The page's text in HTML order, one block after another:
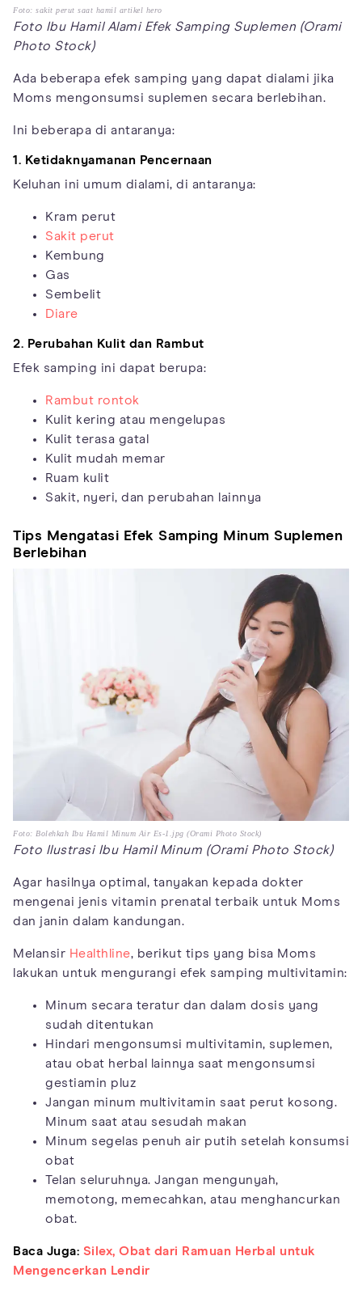
Foto: sakit perut saat hamil artikel hero
Foto Ibu Hamil Alami Efek Samping Suplemen (Orami
Photo Stock)
Ada beberapa efek samping yang dapat dialami jika
Moms mengonsumsi suplemen secara berlebihan.
Ini beberapa di antaranya:
1. Ketidaknyamanan Pencernaan
Keluhan ini umum dialami, di antaranya:
Kram perut
Sakit perut
Kembung
Gas
Sembelit
Diare
2. Perubahan Kulit dan Rambut
Efek samping ini dapat berupa:
Rambut rontok
Kulit kering atau mengelupas
Kulit terasa gatal
Kulit mudah memar
Ruam kulit
Sakit, nyeri, dan perubahan lainnya
Tips Mengatasi Efek Samping Minum Suplemen
Berlebihan
Foto: Bolehkah Ibu Hamil Minum Air Es-1.jpg (Orami Photo Stock)
Foto Ilustrasi Ibu Hamil Minum (Orami Photo Stock)
Agar hasilnya optimal, tanyakan kepada dokter
mengenai jenis vitamin prenatal terbaik untuk Moms
dan janin dalam kandungan.
Melansir Healthline, berikut tips yang bisa Moms
lakukan untuk mengurangi efek samping multivitamin:
Minum secara teratur dan dalam dosis yang
sudah ditentukan
Hindari mengonsumsi multivitamin, suplemen,
atau obat herbal lainnya saat mengonsumsi
gestiamin pluz
Jangan minum multivitamin saat perut kosong.
Minum saat atau sesudah makan
Minum segelas penuh air putih setelah konsumsi
obat
Telan seluruhnya. Jangan mengunyah,
memotong, memecahkan, atau menghancurkan
obat.
Baca Juga: Silex, Obat dari Ramuan Herbal untuk
Mengencerkan Lendir